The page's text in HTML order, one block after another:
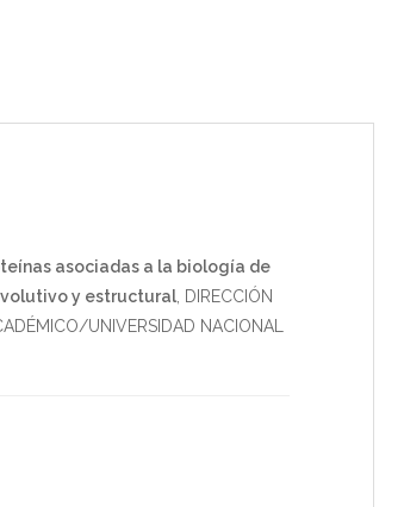
asociadas a la biología de
y estructural DIRECCIÓN
UNIVERSIDAD NACIONAL